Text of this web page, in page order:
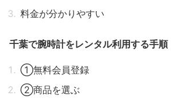
料金が分かりやすい
千葉で腕時計をレンタル利用する手順
①無料会員登録
②商品を選ぶ